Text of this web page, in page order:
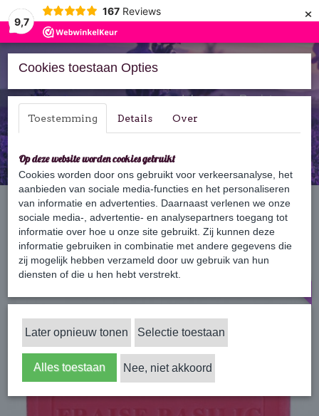
9,7
167 Reviews ×
Inloggen Registreren
Home › Zeep › 100 gram zeep › Fraise Basilic - Aardbei Basilicum
-50%
Cookies toestaan Opties
Toestemming Details Over
Op deze website worden cookies gebruikt
Cookies worden door ons gebruikt voor verkeersanalyse, het
aanbieden van sociale media-functies en het personaliseren
van informatie en advertenties. Daarnaast verlenen we onze
sociale media-, advertentie- en analysepartners toegang tot
informatie over hoe u onze site gebruikt. Zij kunnen deze
informatie gebruiken in combinatie met andere gegevens die
zij mogelijk hebben verzameld door uw gebruik van hun
diensten of die u hen hebt verstrekt.
Later opnieuw tonen Selectie toestaan
Alles toestaan Nee, niet akkoord